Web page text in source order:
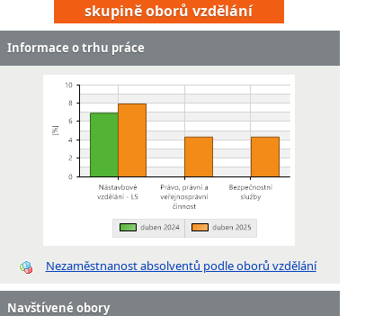
skupině oborů vzdělání
Informace o trhu práce
Nezaměstnanost absolventů podle oborů vzdělání
Navštívené obory